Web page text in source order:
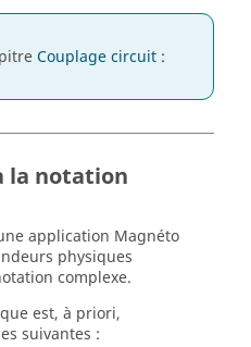
Couplage circuit :
la notation
application Magnéto
physiques
complexe.
est, à priori,
suivantes :